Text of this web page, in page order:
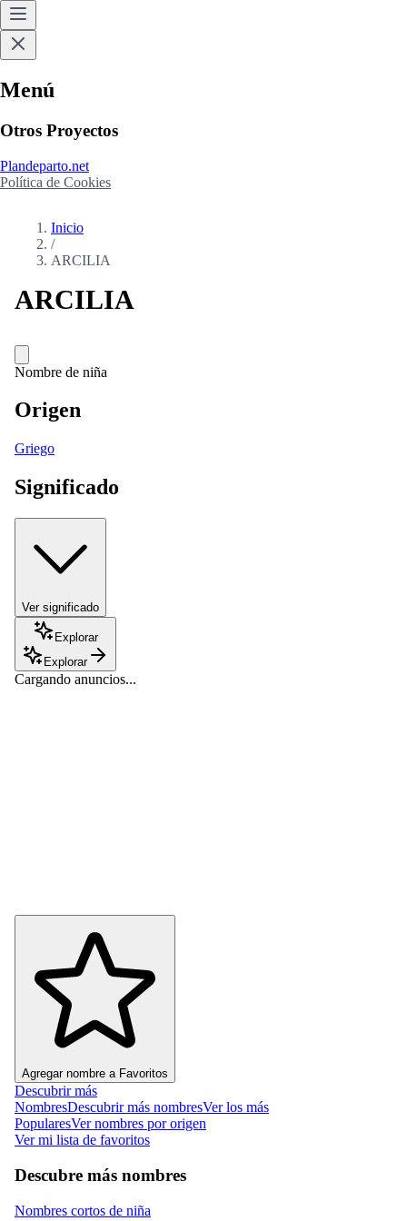
Menú
Otros Proyectos
Plandeparto.net
Política de Cookies
Inicio
/
ARCILIA
ARCILIA
Nombre de niña
Origen
Griego
Significado
Ver significado
Explorar
Explorar
Cargando anuncios...
Agregar nombre a Favoritos
Descubrir más
NombresDescubrir más nombresVer los más
PopularesVer nombres por origen
Ver mi lista de favoritos
Descubre más nombres
Nombres cortos de niña